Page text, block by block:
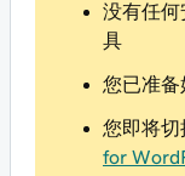
没有任何
具
您已准备
您即将切
for